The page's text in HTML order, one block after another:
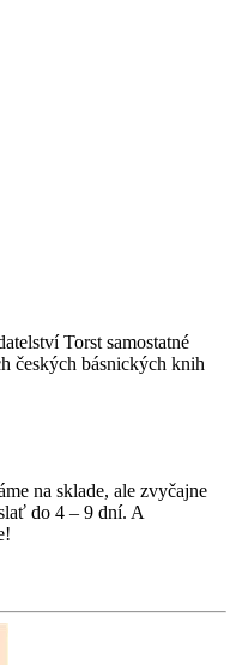
Torst samostatné
českých básnických knih
na sklade, ale zvyčajne
do 4 – 9 dní. A